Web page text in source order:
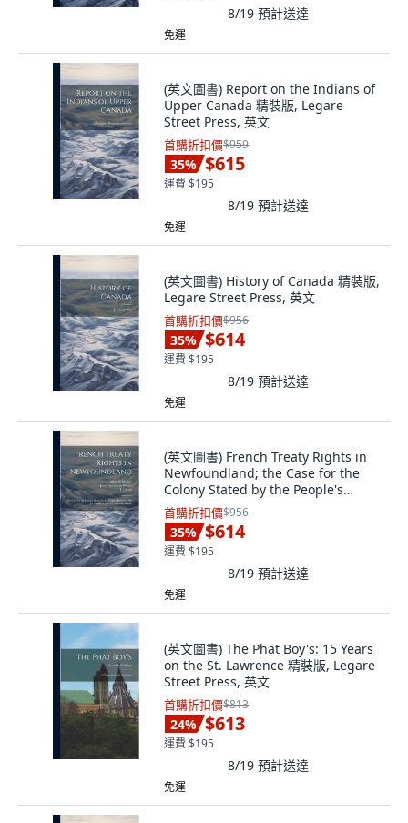
8/19 預計送達
免運
(英文圖書) Report on the Indians of
Upper Canada 精裝版, Legare
Street Press, 英文
首購折扣價$959
35% $615
運費 $195
8/19 預計送達
免運
(英文圖書) History of Canada 精裝版,
Legare Street Press, 英文
首購折扣價$956
35% $614
運費 $195
8/19 預計送達
免運
(英文圖書) French Treaty Rights in
Newfoundland; the Case for the
Colony Stated by the People's
Delegat... 精裝版, Legare Street
Press, 英文
首購折扣價$956
35% $614
運費 $195
8/19 預計送達
免運
(英文圖書) The Phat Boy's: 15 Years
on the St. Lawrence 精裝版, Legare
Street Press, 英文
首購折扣價$813
24% $613
運費 $195
8/19 預計送達
免運